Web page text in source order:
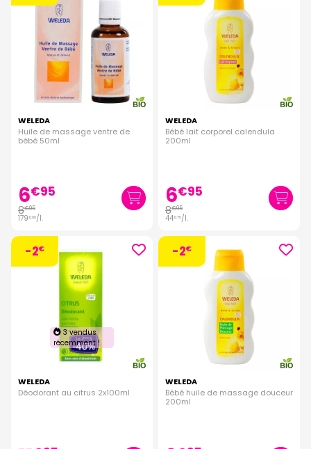
WELEDA
Huile de massage ventre de
bébé 50ml
6€95
8€95
179€00/l.
WELEDA
Bébé lait corporel calendula
200ml
6€95
8€95
44€75/l.
-2€
3 vendus
récemment !
WELEDA
Déodorant au citrus 2x100ml
-2€
WELEDA
Bébé huile de massage douceur
200ml